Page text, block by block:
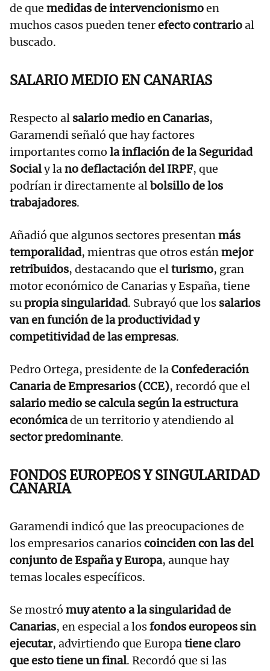
de que medidas de intervencionismoen
muchos casos pueden tenerefecto contrarioal
buscado.
SALARIO MEDIO EN CANARIAS
Respecto al salario medio en Canarias,
Garamendi señaló que hay factores
importantes como la inflación de la Seguridad
Socialy lano deflactación del IRPF, que
podrían ir directamente albolsillo de los
trabajadores.
Añadió que algunos sectores presentanmás
temporalidad, mientras que otros estánmejor
retribuidos, destacando que elturismo, gran
motor económico de Canarias y España, tiene
supropia singularidad. Subrayó que los salarios
van en función de la productividad y
competitividad de las empresas.
Pedro Ortega, presidente de laConfederación
Canaria de Empresarios (CCE), recordó que el
salario medio se calcula según la estructura
económicade un territorio y atendiendo al
sector predominante.
FONDOS EUROPEOS Y SINGULARIDAD
CANARIA
Garamendi indicó que las preocupaciones de
los empresarios canarioscoinciden con las del
conjunto de España y Europa, aunque hay
temas locales específicos.
Se mostró muy atento a la singularidad de
Canarias, en especial a losfondos europeos sin
ejecutar, advirtiendo que Europatiene claro
que esto tiene un final. Recordó que si las